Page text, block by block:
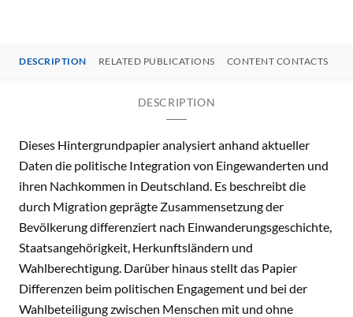
DESCRIPTION RELATED PUBLICATIONS CONTENT CONTACTS
DESCRIPTION
Dieses Hintergrundpapier analysiert anhand aktueller
Daten die politische Integration von Eingewanderten und
ihren Nachkommen in Deutschland. Es beschreibt die
durch Migration geprägte Zusammensetzung der
Bevölkerung differenziert nach Einwanderungsgeschichte,
Staatsangehörigkeit, Herkunftsländern und
Wahlberechtigung. Darüber hinaus stellt das Papier
Differenzen beim politischen Engagement und bei der
Wahlbeteiligung zwischen Menschen mit und ohne